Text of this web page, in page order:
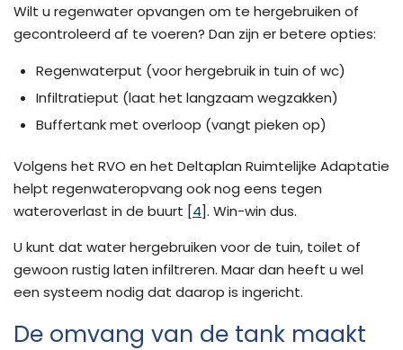
Wilt u regenwater opvangen om te hergebruiken of
gecontroleerd af te voeren? Dan zijn er betere opties:
Regenwaterput (voor hergebruik in tuin of wc)
Infiltratieput (laat het langzaam wegzakken)
Buffertank met overloop (vangt pieken op)
Volgens het RVO en het Deltaplan Ruimtelijke Adaptatie
helpt regenwateropvang ook nog eens tegen
wateroverlast in de buurt [4]. Win-win dus.
U kunt dat water hergebruiken voor de tuin, toilet of
gewoon rustig laten infiltreren. Maar dan heeft u wel
een systeem nodig dat daarop is ingericht.
De omvang van de tank maakt